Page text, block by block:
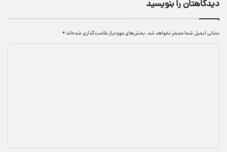
دیدگاهتان را بنویسید
نشانی ایمیل شما منتشر نخواهد شد.بخش‌های موردنیاز علامت‌گذاری شده‌اند*